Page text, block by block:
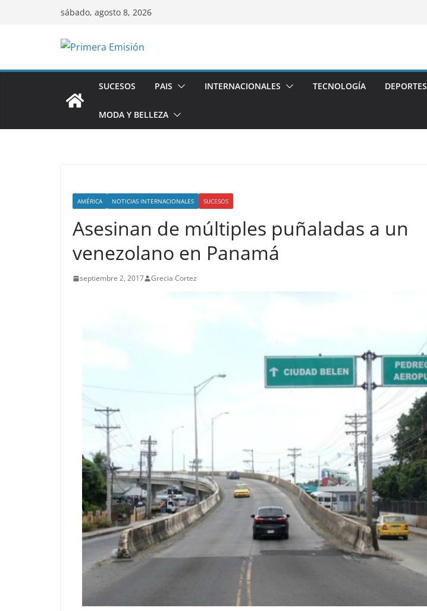
sábado, agosto 8, 2026
SUCESOS PAIS INTERNACIONALES TECNOLOGÍA DEPORTES
MODA Y BELLEZA
AMÉRICA NOTICIAS INTERNACIONALES SUCESOS
Asesinan de múltiples puñaladas a un
venezolano en Panamá
septiembre 2, 2017 Grecia Cortez